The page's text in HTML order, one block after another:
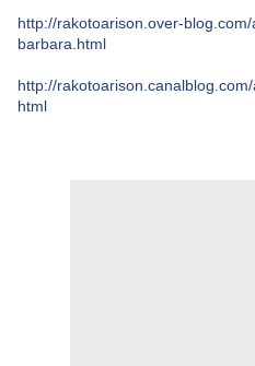
http://rakotoarison.over-
barbara.html
http://
html